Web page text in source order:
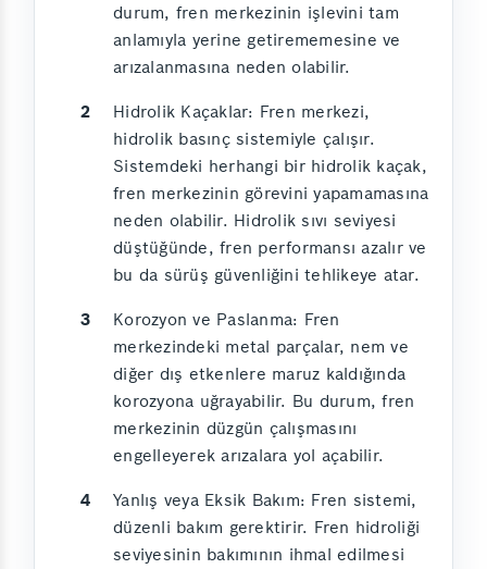
durum, fren merkezinin işlevini tam
anlamıyla yerine getirememesine ve
arızalanmasına neden olabilir.
Hidrolik Kaçaklar: Fren merkezi,
hidrolik basınç sistemiyle çalışır.
Sistemdeki herhangi bir hidrolik kaçak,
fren merkezinin görevini yapamamasına
neden olabilir. Hidrolik sıvı seviyesi
düştüğünde, fren performansı azalır ve
bu da sürüş güvenliğini tehlikeye atar.
Korozyon ve Paslanma: Fren
merkezindeki metal parçalar, nem ve
diğer dış etkenlere maruz kaldığında
korozyona uğrayabilir. Bu durum, fren
merkezinin düzgün çalışmasını
engelleyerek arızalara yol açabilir.
Yanlış veya Eksik Bakım: Fren sistemi,
düzenli bakım gerektirir. Fren hidroliği
seviyesinin bakımının ihmal edilmesi